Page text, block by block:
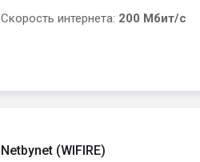
Скорость интернета: 200 Мбит/с
Netbynet (WIFIRE)